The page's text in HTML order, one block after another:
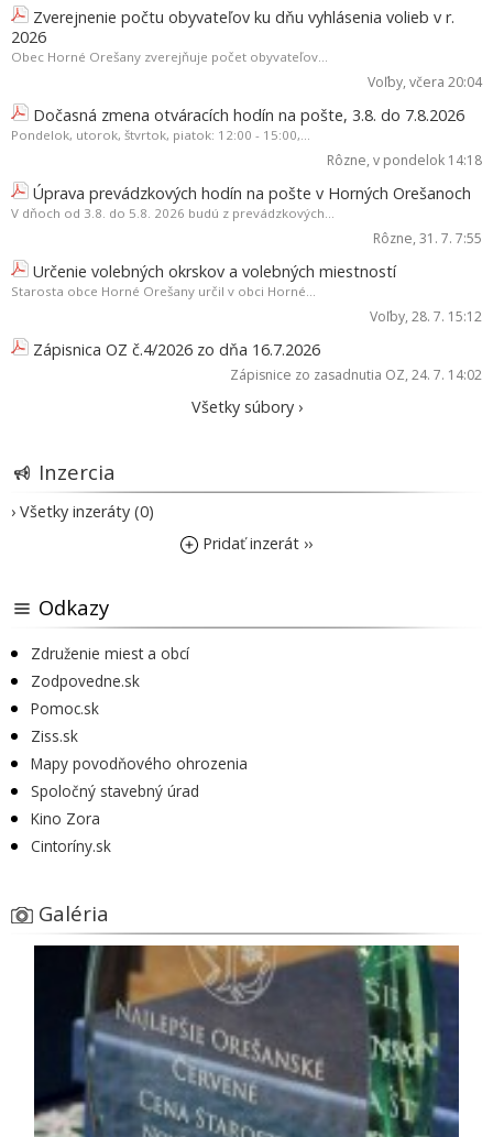
Zverejnenie počtu obyvateľov ku dňu vyhlásenia volieb v r.
2026
Obec Horné Orešany zverejňuje počet obyvateľov...
Voľby, včera 20:04
Dočasná zmena otváracích hodín na pošte, 3.8. do 7.8.2026
Pondelok, utorok, štvrtok, piatok: 12:00 - 15:00,...
Rôzne, v pondelok 14:18
Úprava prevádzkových hodín na pošte v Horných Orešanoch
V dňoch od 3.8. do 5.8. 2026 budú z prevádzkových...
Rôzne, 31. 7. 7:55
Určenie volebných okrskov a volebných miestností
Starosta obce Horné Orešany určil v obci Horné...
Voľby, 28. 7. 15:12
Zápisnica OZ č.4/2026 zo dňa 16.7.2026
Zápisnice zo zasadnutia OZ, 24. 7. 14:02
Všetky súbory ›
Inzercia
› Všetky inzeráty (0)
Pridať inzerát ››
Odkazy
Združenie miest a obcí
Zodpovedne.sk
Pomoc.sk
Ziss.sk
Mapy povodňového ohrozenia
Spoločný stavebný úrad
Kino Zora
Cintoríny.sk
Galéria